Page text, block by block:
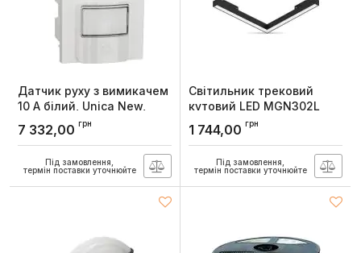
Датчик руху з вимикачем
10 A білий, Unica New,
Schneider Electric
Артикул:
7 332,00 грн
Під замовлення,
термін поставки уточнюйте
Світильник трековий
кутовий LED MGN302L
24W 4000К 110° чорний
Артикул:
1 744,00 грн
Під замовлення,
термін поставки уточнюйте